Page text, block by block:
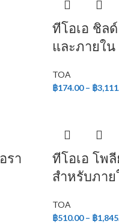
ทีโอเอ ชิล
และภายใน
TOA
฿174.00 – ฿
รา
ทีโอเอ โพ
สำหรับภา
TOA
฿510.00 – ฿